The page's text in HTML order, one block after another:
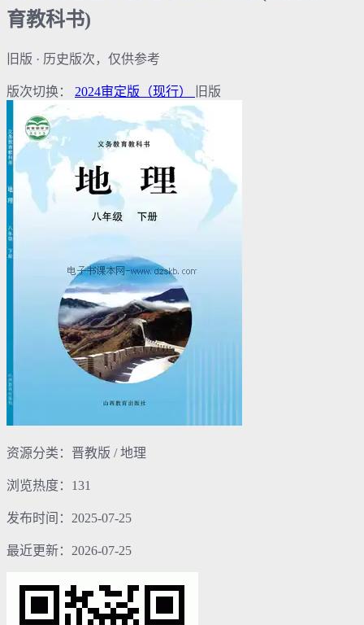
育教科书)
旧版 · 历史版次，仅供参考
版次切换： 2024审定版 （现行） 旧版
资源分类：晋教版 / 地理
浏览热度：131
发布时间：2025-07-25
最近更新：2026-07-25